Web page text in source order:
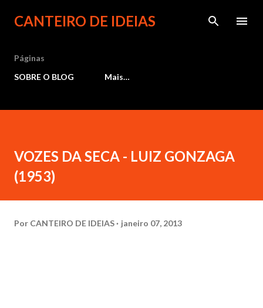
Pular para o conteúdo principal
CANTEIRO DE IDEIAS
Páginas
SOBRE O BLOG
Mais…
VOZES DA SECA - LUIZ GONZAGA
(1953)
Por CANTEIRO DE IDEIAS janeiro 07, 2013